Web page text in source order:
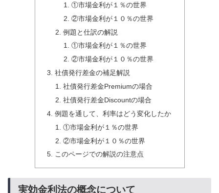
①市場金利が１％の世界
②市場金利が１０％の世界
例題と仕訳の解説
①市場金利が１％の世界
②市場金利が１０％の世界
社債発行差金の補足解説
社債発行差金Premiumの場合
社債発行差金Discountの場合
例題を通して、利率はどう変化したか
①市場金利が１％の世界
②市場金利が１０％の世界
このページでの解説の注意点
実効金利法の概念について